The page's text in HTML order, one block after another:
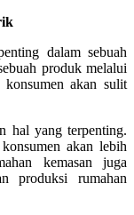
dalam sebuah
produk melalui
konsumen akan sulit
hal yang terpenting.
akan lebih
kemasan juga
produksi rumahan